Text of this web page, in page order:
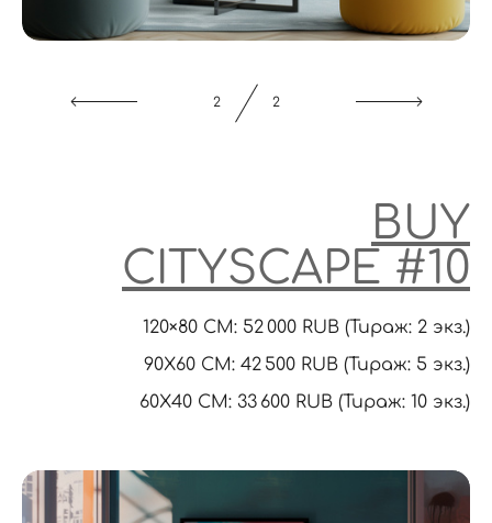
BUY
CITYSCAPE #10
120×80 CM: 52 000 RUB (Тираж: 2 экз.)
90X60 CM: 42 500 RUB (Тираж: 5 экз.)
60Х40 СМ: 33 600 RUB (Тираж: 10 экз.)
1 2